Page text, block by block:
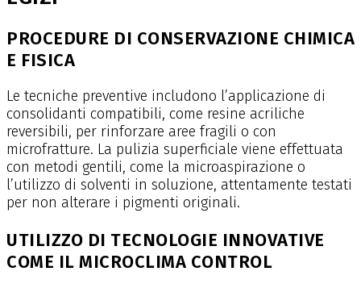
PROCEDURE DI CONSERVAZIONE CHIMICA
E FISICA
Le tecniche preventive includono l’applicazione di
consolidanti compatibili, come resine acriliche
reversibili, per rinforzare aree fragili o con
microfratture. La pulizia superficiale viene effettuata
con metodi gentili, come la microaspirazione o
l’utilizzo di solventi in soluzione, attentamente testati
per non alterare i pigmenti originali.
UTILIZZO DI TECNOLOGIE INNOVATIVE
COME IL MICROCLIMA CONTROL